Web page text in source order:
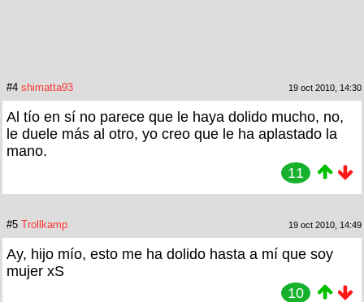
#4 shimatta93 19 oct 2010, 14:30
Al tío en sí no parece que le haya dolido mucho, no,
le duele más al otro, yo creo que le ha aplastado la
mano.
11
#5 Trollkamp 19 oct 2010, 14:49
Ay, hijo mío, esto me ha dolido hasta a mí que soy
mujer xS
10